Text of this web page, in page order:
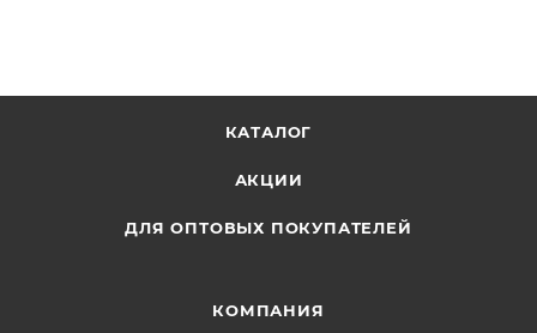
КАТАЛОГ
АКЦИИ
ДЛЯ ОПТОВЫХ ПОКУПАТЕЛЕЙ
КОМПАНИЯ